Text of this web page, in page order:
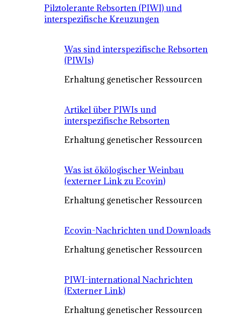
Pilztolerante Rebsorten (PIWI) und
interspezifische Kreuzungen
Was sind interspezifische Rebsorten
(PIWIs)
Erhaltung genetischer Ressourcen
Artikel über PIWIs und
interspezifische Rebsorten
Erhaltung genetischer Ressourcen
Was ist ökölogischer Weinbau
(externer Link zu Ecovin)
Erhaltung genetischer Ressourcen
Ecovin-Nachrichten und Downloads
Erhaltung genetischer Ressourcen
PIWI-international Nachrichten
(Externer Link)
Erhaltung genetischer Ressourcen